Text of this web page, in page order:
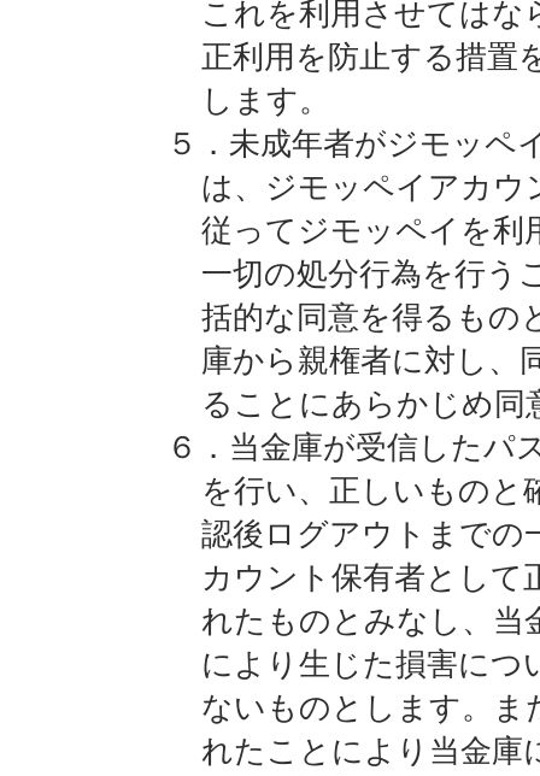
これを利用させてはな
正利用を防止する措置
します。
５．未成年者がジモッペ
は、ジモッペイアカウ
従ってジモッペイを利
一切の処分行為を行う
括的な同意を得るもの
庫から親権者に対し、
ることにあらかじめ
６．当金庫が受信したパ
を行い、正しいものと
認後ログアウトまでの
カウント保有者として
れたものとみなし、当
により生じた損害につ
ないものとします。ま
れたことにより当金庫